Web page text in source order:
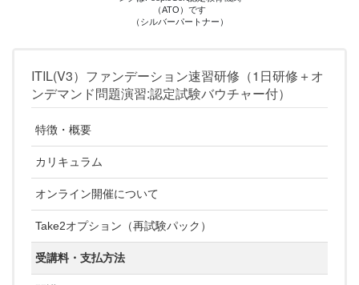
（ATO）です
（シルバーパートナー）
ITIL(V3）ファンデーション速習研修（1日研修＋オ
ンデマンド問題演習:認定試験バウチャー付）
特徴・概要
カリキュラム
オンライン開催について
Take2オプション（再試験パック）
受講料・支払方法